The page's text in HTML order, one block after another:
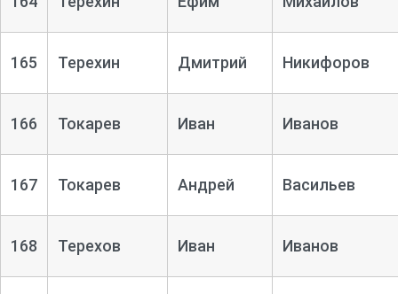
165 Терехин Дмитрий Никифоров
166 Токарев Иван Иванов
167 Токарев Андрей Васильев
168 Терехов Иван Иванов